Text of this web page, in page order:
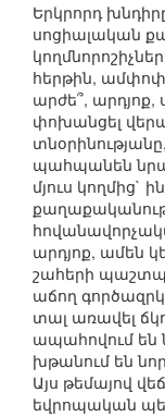
Երկրորդ
սոցիալական
հերթին,
արժե՞,
փոխանցել
պահպանեն նրա
մյուս կողմից`
արդյոք, ամեն
շահերի
աճող
տալ առավել
ապահովում են
խթանում են
Այս թեմայով
եվրոպական